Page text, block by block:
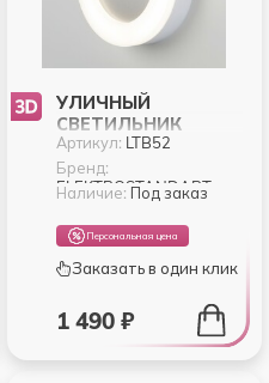
УЛИЧНЫЙ
СВЕТИЛЬНИК
ELEKTROSTANDART
LTB52
Артикул: LTB52
Бренд:
ELEKTROSTANDART
Наличие: Под заказ
Персональная цена
Заказать в один клик
1 490 ₽